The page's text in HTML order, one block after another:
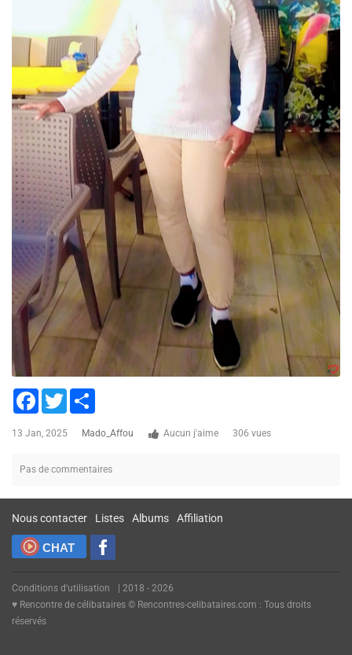
Facebook
Twitter
13 Jan, 2025 Mado_Affou Aucun j'aime 306 vues
Pas de commentaires
Nous contacter Listes Albums Affiliation
CHAT
Conditions d'utilisation
| 2018 - 2026
♥ Rencontre de célibataires © Rencontres-celibataires.com : Tous droits
réservés